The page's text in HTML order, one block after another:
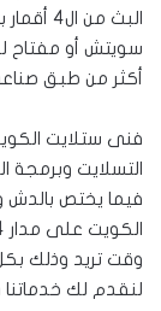
سويتش أو مفتاح
أكثر من طبق
فنى ستلايت
التسلايت وبرمجة
فيما يختص بالدش
وقت تريد وذلك
لنقدم لك